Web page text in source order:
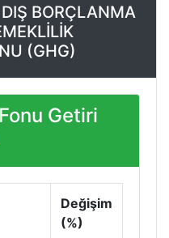
BORÇLANMA
(GHG)
Getiri
Değişim
(%)